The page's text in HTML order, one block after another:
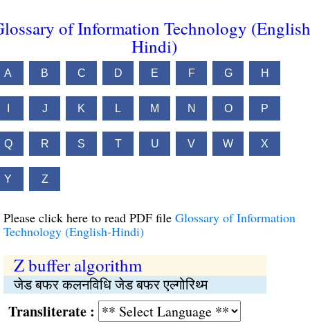
of Information Technology
Hindi)
A B C D E F G H
J K L M N O P
Q R S T U V W X
Y Z
Please click here to read PDF file Glossary of Information
Technology (English-Hindi)
Z buffer algorithm
जेड बफर कलनविधि जेड बफर एल्गोरिथ्म
: